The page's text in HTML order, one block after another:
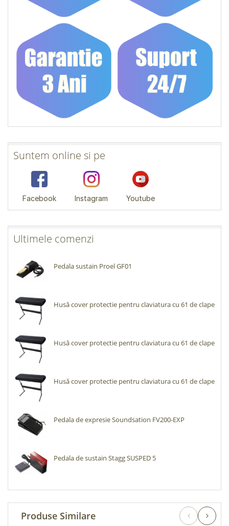
Suntem online si pe
Facebook Instagram Youtube
Ultimele comenzi
Pedala sustain Proel GF01
Husă cover protectie pentru claviatura cu 61 de clape
Husă cover protectie pentru claviatura cu 61 de clape
Husă cover protectie pentru claviatura cu 61 de clape
Pedala de expresie Soundsation FV200-EXP
Pedala de sustain Stagg SUSPED 5
Produse Similare